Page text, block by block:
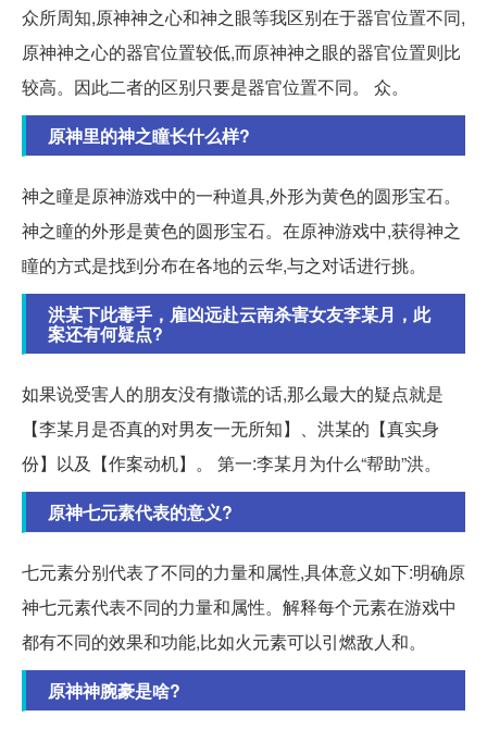
众所周知,原神神之心和神之眼等我区别在于器官位置不同,
原神神之心的器官位置较低,而原神神之眼的器官位置则比
较高。因此二者的区别只要是器官位置不同。 众。
原神里的神之瞳长什么样?
神之瞳是原神游戏中的一种道具,外形为黄色的圆形宝石。
神之瞳的外形是黄色的圆形宝石。在原神游戏中,获得神之
瞳的方式是找到分布在各地的云华,与之对话进行挑。
洪某下此毒手，雇凶远赴云南杀害女友李某月，此
案还有何疑点?
如果说受害人的朋友没有撒谎的话,那么最大的疑点就是
【李某月是否真的对男友一无所知】、洪某的【真实身
份】以及【作案动机】。 第一:李某月为什么“帮助”洪。
原神七元素代表的意义?
七元素分别代表了不同的力量和属性,具体意义如下:明确原
神七元素代表不同的力量和属性。解释每个元素在游戏中
都有不同的效果和功能,比如火元素可以引燃敌人和。
原神神腕豪是啥?